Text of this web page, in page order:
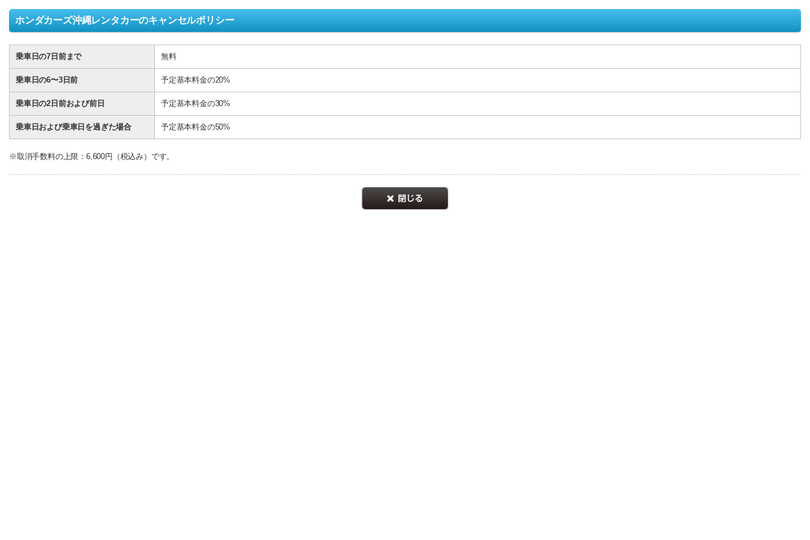
ホンダカーズ沖縄レンタカーのキャンセルポリシー
乗車日の7日前まで 無料
乗車日の6〜3日前 予定基本料金の20%
乗車日の2日前および前日 予定基本料金の30%
乗車日および乗車日を過ぎた場合 予定基本料金の50%
※取消手数料の上限：6,600円（税込み）です。